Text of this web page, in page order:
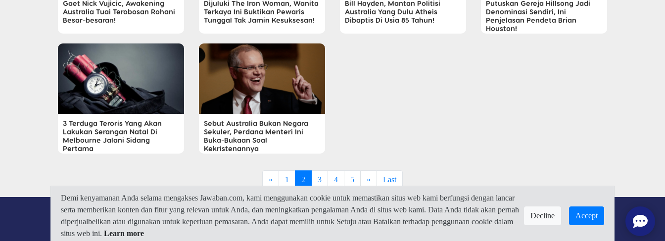
Gaet Nick Vujicic, Awakening
Australia Tuai Terobosan Rohani
Besar-besaran!
Dijuluki The Iron Woman, Wanita
Terkaya Ini Buktikan Pewaris
Tunggal Tak Jamin Kesuksesan!
Bill Hayden, Mantan Politisi
Australia Yang Dulu Atheis
Dibaptis Di Usia 85 Tahun!
Putuskan Gereja Hillsong Jadi
Denominasi Sendiri, Ini
Penjelasan Pendeta Brian
Houston!
3 Terduga Teroris Yang Akan
Lakukan Serangan Natal Di
Melbourne Jalani Sidang
Pertama
Sebut Australia Bukan Negara
Sekuler, Perdana Menteri Ini
Buka-Bukaan Soal
Kekristenannya
« 1 2 3 4 5 » Last
Demi kenyamanan Anda selama mengakses Jawaban.com, kami menggunakan cookie untuk memastikan situs web kami berfungsi dengan lancar
serta memberikan konten dan fitur yang relevan untuk Anda, dan meningkatkan pengalaman Anda di situs web kami. Data Anda tidak akan pernah
diperjualbelikan atau digunakan untuk keperluan pemasaran. Anda dapat memilih untuk Setuju atau Batalkan terhadap penggunaan cookie dalam
situs web ini. Learn more
Decline Accept
© 2026 Jawaban.com -Privacy Policy